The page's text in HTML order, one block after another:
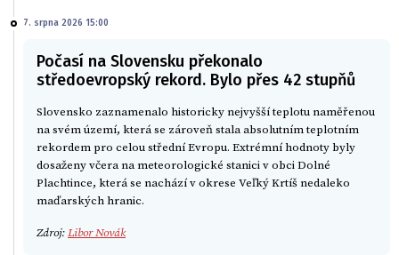
7. srpna 2026 15:00
Počasí na Slovensku překonalo
středoevropský rekord. Bylo přes 42 stupňů
Slovensko zaznamenalo historicky nejvyšší teplotu naměřenou
na svém území, která se zároveň stala absolutním teplotním
rekordem pro celou střední Evropu. Extrémní hodnoty byly
dosaženy včera na meteorologické stanici v obci Dolné
Plachtince, která se nachází v okrese Veľký Krtíš nedaleko
maďarských hranic.
Zdroj:Libor Novák